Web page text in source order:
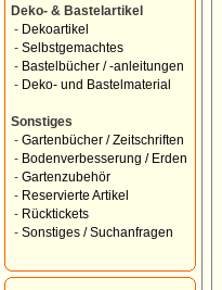
Deko- & Bastelartikel
- Dekoartikel
- Selbstgemachtes
- Bastelbücher / -anleitungen
- Deko- und Bastelmaterial
Sonstiges
- Gartenbücher / Zeitschriften
- Bodenverbesserung / Erden
- Gartenzubehör
- Reservierte Artikel
- Rücktickets
- Sonstiges / Suchanfragen